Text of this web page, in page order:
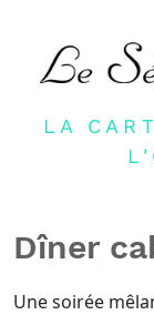
ACCUEIL
BLOG
NEWSLETTER
LA
Dîner
Une soirée